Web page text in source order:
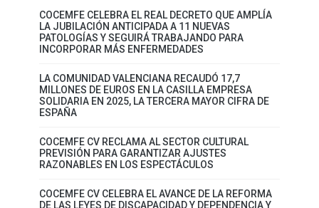
COCEMFE CELEBRA EL REAL DECRETO QUE AMPLÍA
LA JUBILACIÓN ANTICIPADA A 11 NUEVAS
PATOLOGÍAS Y SEGUIRÁ TRABAJANDO PARA
INCORPORAR MÁS ENFERMEDADES
LA COMUNIDAD VALENCIANA RECAUDÓ 17,7
MILLONES DE EUROS EN LA CASILLA EMPRESA
SOLIDARIA EN 2025, LA TERCERA MAYOR CIFRA DE
ESPAÑA
COCEMFE CV RECLAMA AL SECTOR CULTURAL
PREVISIÓN PARA GARANTIZAR AJUSTES
RAZONABLES EN LOS ESPECTÁCULOS
COCEMFE CV CELEBRA EL AVANCE DE LA REFORMA
DE LAS LEYES DE DISCAPACIDAD Y DEPENDENCIA Y